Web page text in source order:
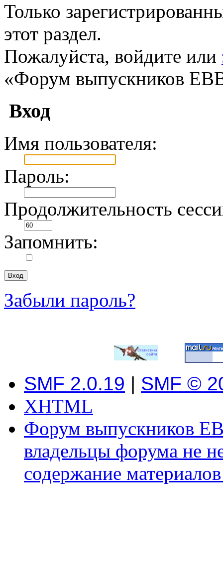
Только
этот раздел.
Пожалуйста, войдите или
«Форум выпускников
Вход
Имя пользователя:
Пароль:
Продолжительность
Запомнить:
Забыли пароль?
SMF 2.0.19 | SMF ©
XHTML
Форум выпускников
владельцы форума не
содержание